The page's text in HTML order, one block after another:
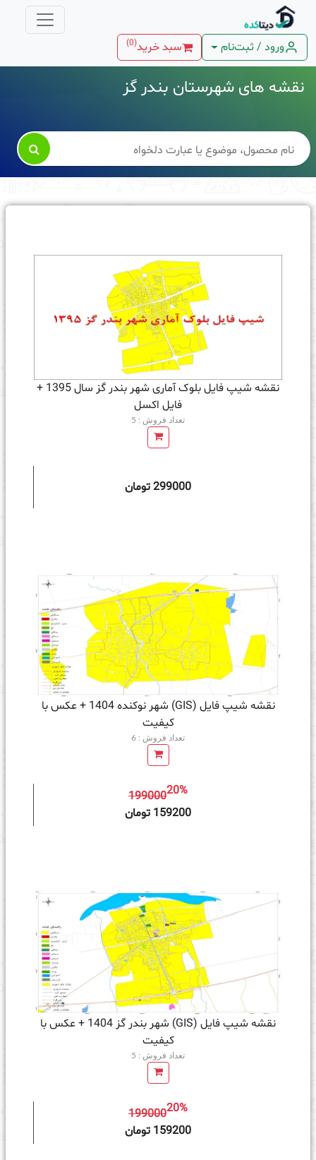
ورود / ثبت‌نام سبد خرید(
0
)
نقشه های شهرستان بندر گز

نقشه شیپ فایل بلوک آماری شهر بندر گز سال 1395 +
فايل اكسل
تعداد فروش : 5
299000 تومان
نقشه شیپ فایل (GIS) شهر نوکنده 1404 + عکس با
کیفیت
تعداد فروش : 6
19900020%
159200 تومان
نقشه شیپ فایل (GIS) شهر بندر گز 1404 + عکس با
کیفیت
تعداد فروش : 5
19900020%
159200 تومان